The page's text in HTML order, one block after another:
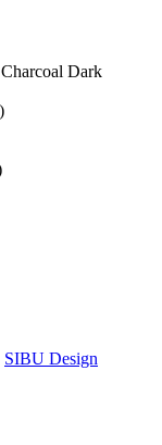
Dark
SIBU Design